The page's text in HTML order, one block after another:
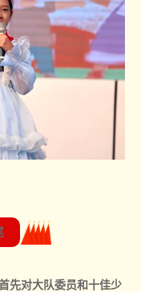
先对大队委员和十佳少